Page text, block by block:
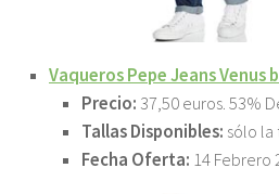
Vaqueros Pepe Jeans Venus
Precio: 37,50 euros. 53%
Tallas Disponibles: sólo la
Fecha Oferta: 14 Febrero